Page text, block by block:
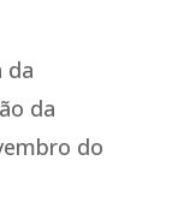
da
da
do